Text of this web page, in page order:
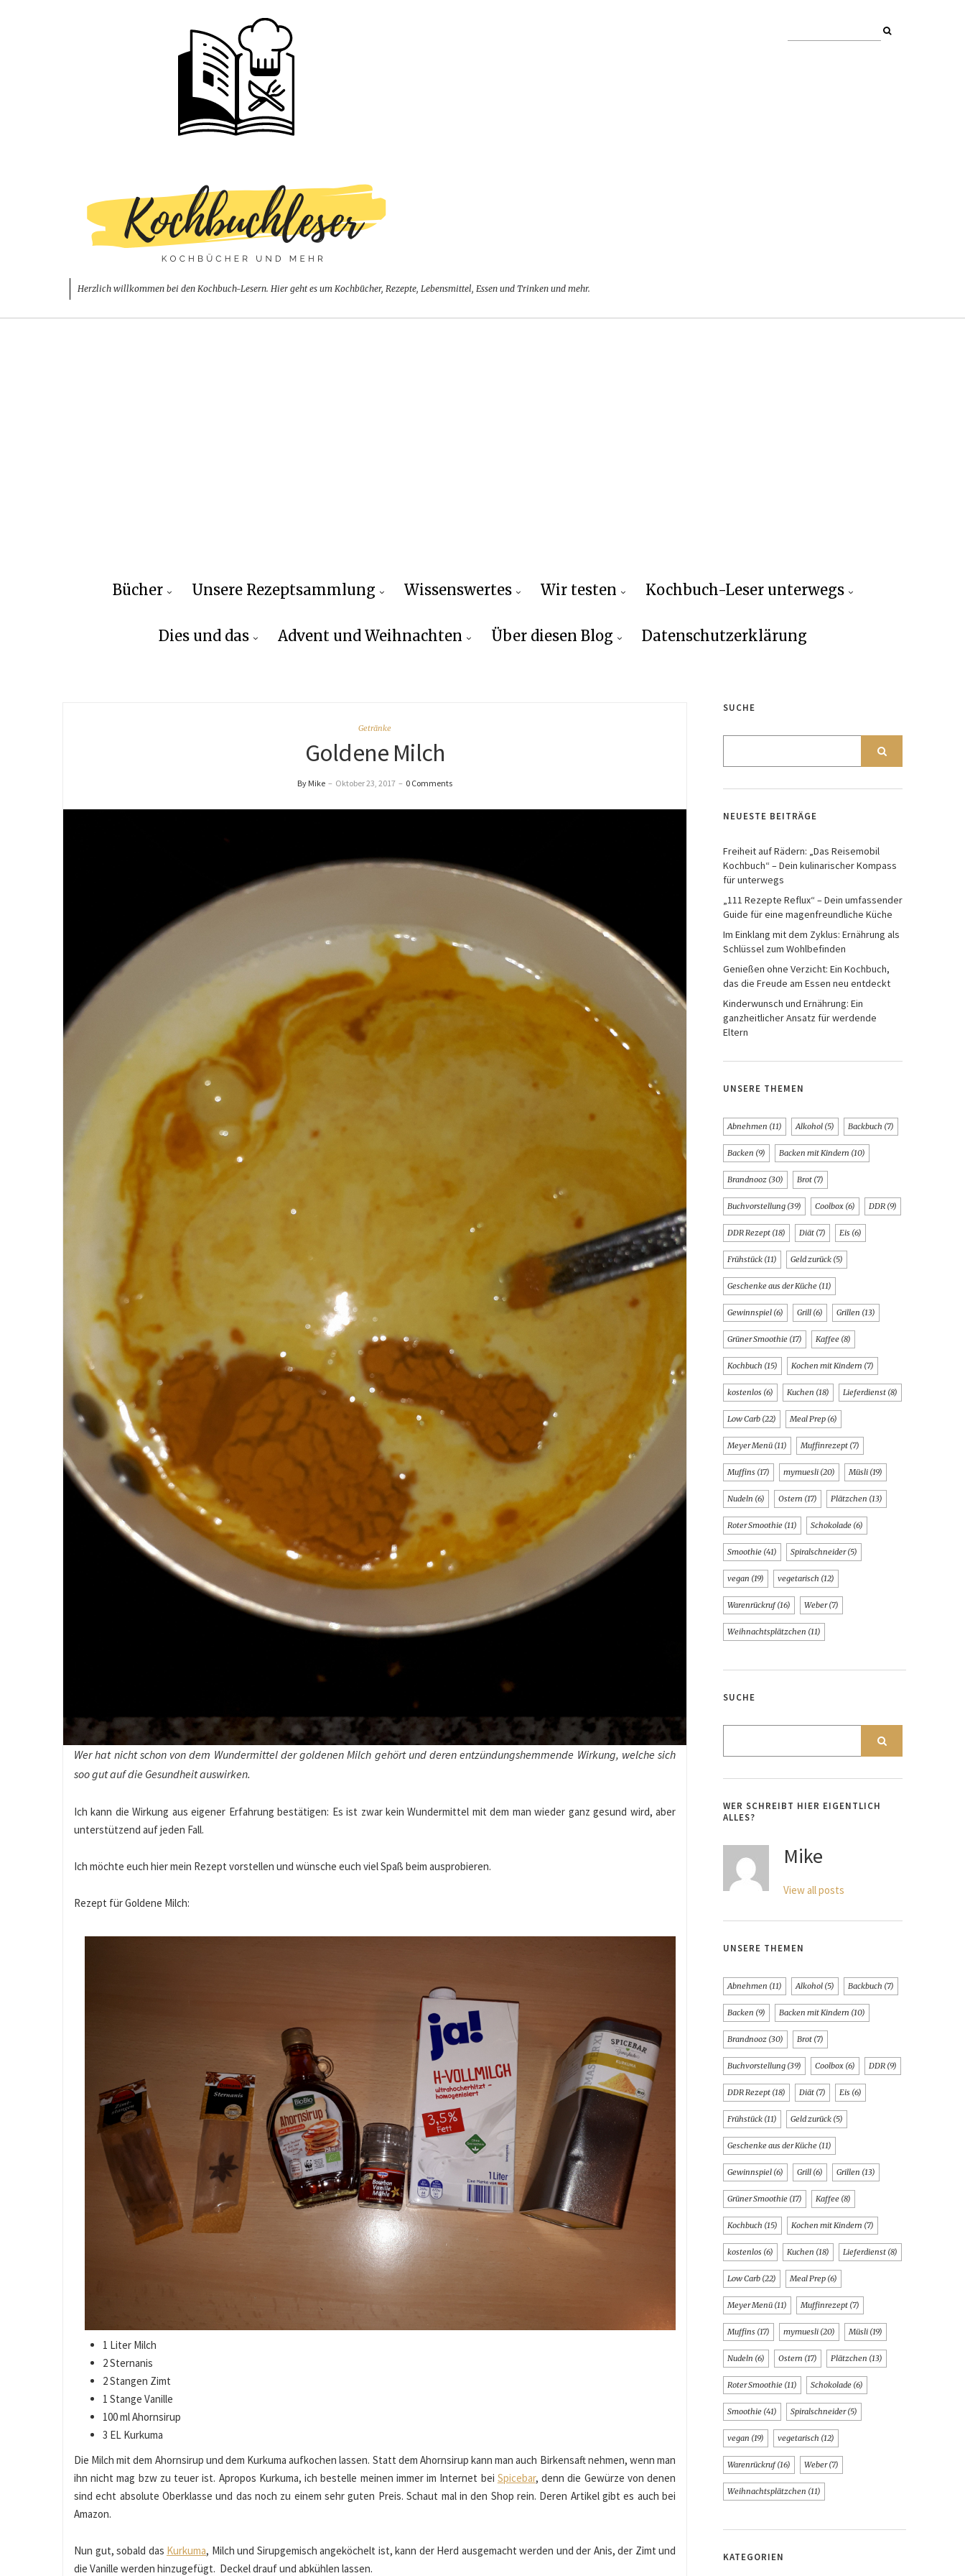
Herzlich willkommen bei den Kochbuch-Lesern. Hier geht es um Kochbücher, Rezepte, Lebensmittel, Essen und Trinken und mehr.
Bücher Unsere Rezeptsammlung Wissenswertes Wir testen Kochbuch-Leser unterwegs
Dies und das Advent und Weihnachten Über diesen Blog Datenschutzerklärung
Getränke
Goldene Milch
By Mike – Oktober 23, 2017 – 0 Comments
Wer hat nicht schon von dem Wundermittel der goldenen Milch gehört und deren entzündungshemmende Wirkung, welche sich
soo gut auf die Gesundheit auswirken.
Ich kann die Wirkung aus eigener Erfahrung bestätigen: Es ist zwar kein Wundermittel mit dem man wieder ganz gesund wird, aber
unterstützend auf jeden Fall.
Ich möchte euch hier mein Rezept vorstellen und wünsche euch viel Spaß beim ausprobieren.
Rezept für Goldene Milch:
1 Liter Milch
2 Sternanis
2 Stangen Zimt
1 Stange Vanille
100 ml Ahornsirup
3 EL Kurkuma
Die Milch mit dem Ahornsirup und dem Kurkuma aufkochen lassen. Statt dem Ahornsirup kann man auch Birkensaft nehmen, wenn man
ihn nicht mag bzw zu teuer ist. Apropos Kurkuma, ich bestelle meinen immer im Internet bei Spicebar, denn die Gewürze von denen
sind echt absolute Oberklasse und das noch zu einem sehr guten Preis. Schaut mal in den Shop rein. Deren Artikel gibt es auch bei
Amazon.
Nun gut, sobald das Kurkuma, Milch und Sirupgemisch angeköchelt ist, kann der Herd ausgemacht werden und der Anis, der Zimt und
die Vanille werden hinzugefügt. Deckel drauf und abkühlen lassen.
SUCHE
NEUESTE BEITRÄGE
Freiheit auf Rädern: „Das Reisemobil
Kochbuch“ – Dein kulinarischer Kompass
für unterwegs
„111 Rezepte Reflux“ – Dein umfassender
Guide für eine magenfreundliche Küche
Im Einklang mit dem Zyklus: Ernährung als
Schlüssel zum Wohlbefinden
Genießen ohne Verzicht: Ein Kochbuch,
das die Freude am Essen neu entdeckt
Kinderwunsch und Ernährung: Ein
ganzheitlicher Ansatz für werdende
Eltern
UNSERE THEMEN
Abnehmen (11) Alkohol (5) Backbuch (7)
Backen (9) Backen mit Kindern (10)
Brandnooz (30) Brot (7)
Buchvorstellung (39) Coolbox (6) DDR (9)
DDR Rezept (18) Diät (7) Eis (6)
Frühstück (11) Geld zurück (5)
Geschenke aus der Küche (11)
Gewinnspiel (6) Grill (6) Grillen (13)
Grüner Smoothie (17) Kaffee (8)
Kochbuch (15) Kochen mit Kindern (7)
kostenlos (6) Kuchen (18) Lieferdienst (8)
Low Carb (22) Meal Prep (6)
Meyer Menü (11) Muffinrezept (7)
Muffins (17) mymuesli (20) Müsli (19)
Nudeln (6) Ostern (17) Plätzchen (13)
Roter Smoothie (11) Schokolade (6)
Smoothie (41) Spiralschneider(5)
vegan (19) vegetarisch (12)
Warenrückruf(16) Weber(7)
Weihnachtsplätzchen (11)
SUCHE
WER SCHREIBT HIER EIGENTLICH
ALLES?
Mike
View all posts
UNSERE THEMEN
Abnehmen (11) Alkohol (5) Backbuch (7)
Backen (9) Backen mit Kindern (10)
Brandnooz (30) Brot (7)
Buchvorstellung (39) Coolbox (6) DDR (9)
DDR Rezept (18) Diät (7) Eis (6)
Frühstück (11) Geld zurück (5)
Geschenke aus der Küche (11)
Gewinnspiel (6) Grill (6) Grillen (13)
Grüner Smoothie (17) Kaffee (8)
Kochbuch (15) Kochen mit Kindern (7)
kostenlos (6) Kuchen (18) Lieferdienst (8)
Low Carb (22) Meal Prep (6)
Meyer Menü (11) Muffinrezept (7)
Muffins (17) mymuesli (20) Müsli (19)
Nudeln (6) Ostern (17) Plätzchen (13)
Roter Smoothie (11) Schokolade (6)
Smoothie (41) Spiralschneider(5)
vegan (19) vegetarisch (12)
Warenrückruf(16) Weber(7)
Weihnachtsplätzchen (11)
KATEGORIEN